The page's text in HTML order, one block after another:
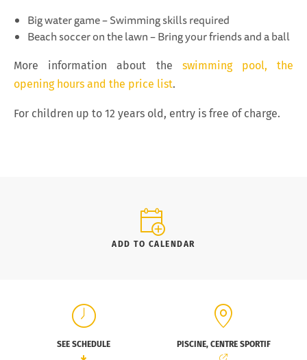
Big water game – Swimming skills required
Beach soccer on the lawn – Bring your friends and a ball
More information about the swimming pool, the
opening hours and the price list.
For children up to 12 years old, entry is free of charge.
ADD TO CALENDAR
SEE SCHEDULE PISCINE, CENTRE SPORTIF